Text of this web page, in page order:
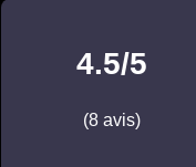
4.5/5
(8 avis)